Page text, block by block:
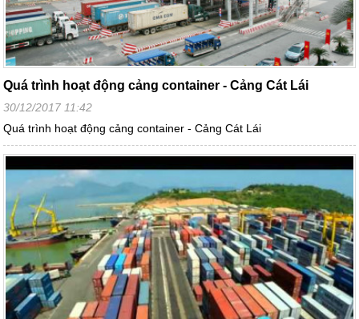
Quá trình hoạt động cảng container - Cảng Cát Lái
30/12/2017 11:42
Quá trình hoạt động cảng container - Cảng Cát Lái